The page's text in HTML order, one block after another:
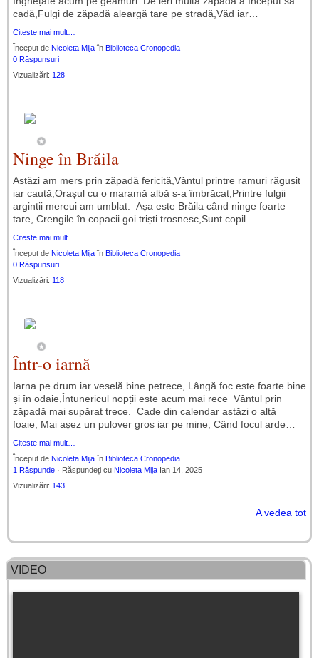
cadă,Fulgi de zăpadă aleargă tare pe stradă,Văd iar…
Citeste mai mult…
Început de Nicoleta Mija în Biblioteca Cronopedia
0 Răspunsuri
Vizualizări: 128
Ninge în Brăila
Astăzi am mers prin zăpadă fericită,Vântul printre ramuri răgușit
iar caută,Orașul cu o maramă albă s-a îmbrăcat,Printre fulgii
argintii mereui am umblat. Așa este Brăila când ninge foarte
tare, Crengile în copacii goi triști trosnesc,Sunt copil…
Citeste mai mult…
Început de Nicoleta Mija în Biblioteca Cronopedia
0 Răspunsuri
Vizualizări: 118
Într-o iarnă
Iarna pe drum iar veselă bine petrece, Lângă foc este foarte bine
și în odaie,Întunericul nopții este acum mai rece Vântul prin
zăpadă mai supărat trece. Cade din calendar astăzi o altă
foaie, Mai așez un pulover gros iar pe mine, Când focul arde…
Citeste mai mult…
Început de Nicoleta Mija în Biblioteca Cronopedia
1 Răspunde · Răspundeți cu Nicoleta Mija Ian 14, 2025
Vizualizări: 143
A vedea tot
VIDEO